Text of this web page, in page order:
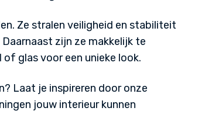
Ze stralen veiligheid en stabiliteit
zijn ze makkelijk te
glas voor een unieke look.
Laat je inspireren door onze
jouw interieur kunnen